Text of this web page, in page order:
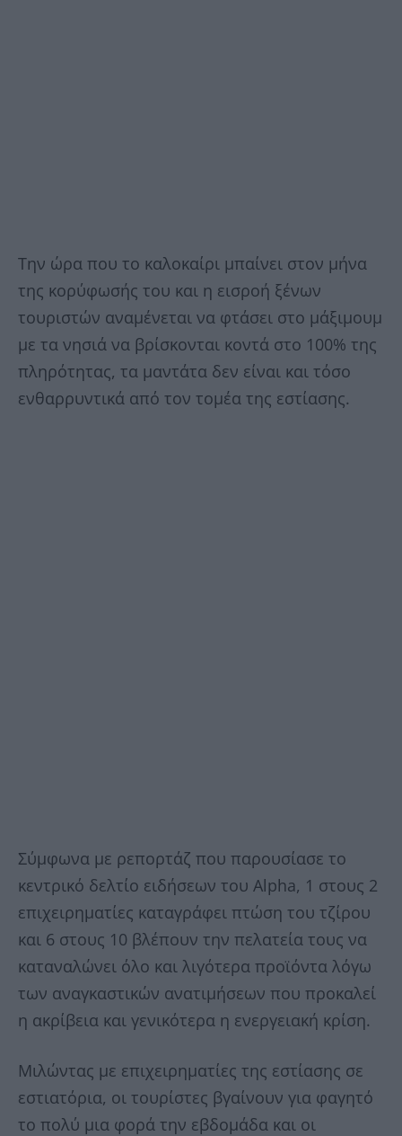
Την ώρα που το καλοκαίρι μπαίνει στον μήνα
της κορύφωσής του και η εισροή ξένων
τουριστών αναμένεται να φτάσει στο μάξιμουμ
με τα νησιά να βρίσκονται κοντά στο 100% της
πληρότητας, τα μαντάτα δεν είναι και τόσο
ενθαρρυντικά από τον τομέα της εστίασης.
Σύμφωνα με ρεπορτάζ που παρουσίασε το
κεντρικό δελτίο ειδήσεων του Alpha, 1 στους 2
επιχειρηματίες καταγράφει πτώση του τζίρου
και 6 στους 10 βλέπουν την πελατεία τους να
καταναλώνει όλο και λιγότερα προϊόντα λόγω
των αναγκαστικών ανατιμήσεων που προκαλεί
η ακρίβεια και γενικότερα η ενεργειακή κρίση.
Μιλώντας με επιχειρηματίες της εστίασης σε
εστιατόρια, οι τουρίστες βγαίνουν για φαγητό
το πολύ μια φορά την εβδομάδα και οι